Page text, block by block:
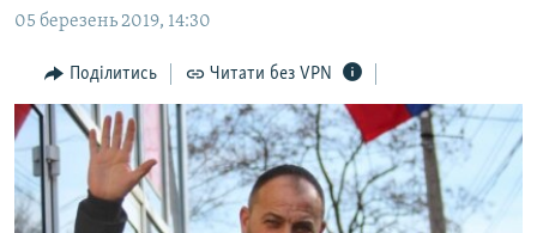
Перейти
пошуку
ПОГЛЯД
ІНТЕРВ'Ю
ВСЕ ЗА ДЕНЬ
СПЕЦПРОЕКТИ
ДЕПОРТАЦІЯ
ЯК ОБІЙТИ БЛОКУВАННЯ
05 березень 2019, 14:30
Поділитись Читати без VPN